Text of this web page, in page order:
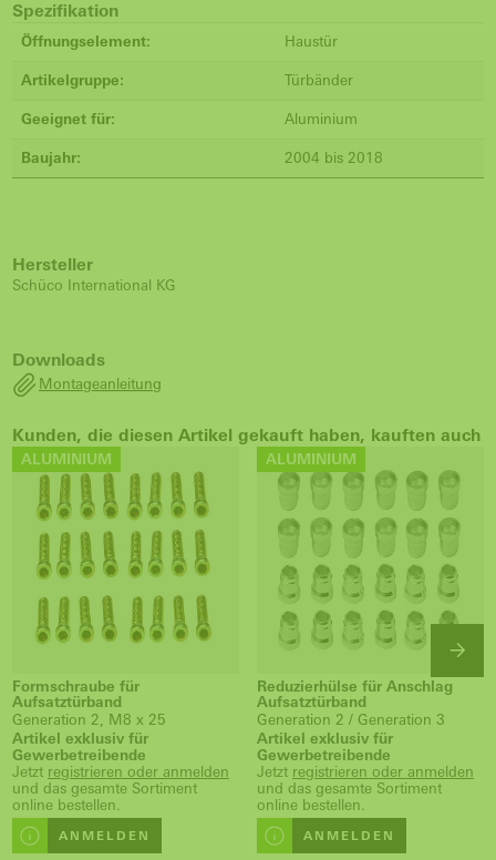
Spezifikation
Öffnungselement: Haustür
Artikelgruppe: Türbänder
Geeignet für: Aluminium
Baujahr: 2004 bis 2018
Hersteller
Schüco International KG
Downloads
Montageanleitung
Kunden, die diesen Artikel gekauft haben, kauften auch
ALUMINIUM
Formschraube für
Aufsatztürband
Generation 2, M8 x 25
Artikel exklusiv für
Gewerbetreibende
Jetzt registrieren oder anmelden
und das gesamte Sortiment
online bestellen.
ANMELDEN
ALUMINIUM
Reduzierhülse für Anschlag
Aufsatztürband
Generation 2 / Generation 3
Artikel exklusiv für
Gewerbetreibende
Jetzt registrieren oder anmelden
und das gesamte Sortiment
online bestellen.
ANMELDEN